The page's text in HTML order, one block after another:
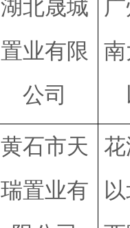
湖北晟城
置业有限
公司
黄石市天
瑞置业有